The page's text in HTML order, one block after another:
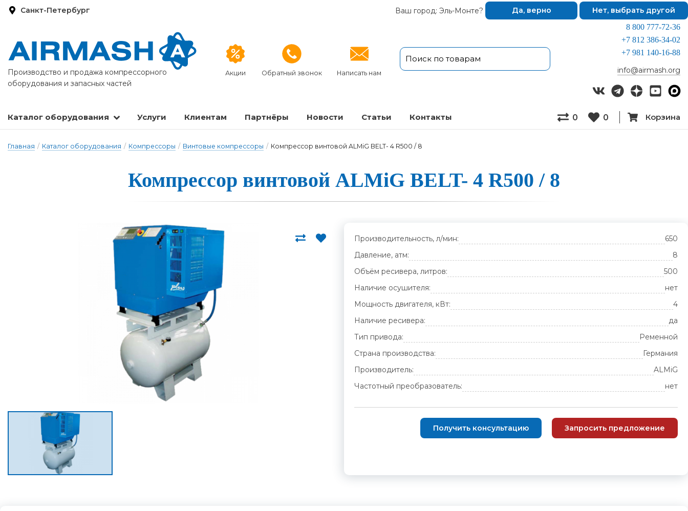
Санкт-Петербург Ваш город: Эль-Монте? Да, верно Нет, выбрать другой
Производство и продажа компрессорного
оборудования и запасных частей
Акции Обратный звонок Написать нам
8 800 777-72-36
+7 812 386-34-02
+7 981 140-16-88
info@airmash.org
Каталог оборудования Услуги Клиентам Партнёры Новости Статьи Кон­так­ты 0 0 Корзина
Главная / Каталог оборудования / Компрессоры / Винтовые компрессоры / Компрессор винтовой ALMiG BELT- 4 R500 / 8
Компрессор вин­то­вой ALMiG BELT- 4 R500 / 8
Производительность, л/мин:
650
Давление, атм:
8
Объём ресивера, литров:
500
Наличие осушителя:
нет
Мощность двигателя, кВт:
4
Наличие ресивера:
да
Тип привода:
Ременной
Страна производства:
Германия
Производитель:
ALMiG
Частотный преобразователь:
нет
Получить консультацию Запросить предложение